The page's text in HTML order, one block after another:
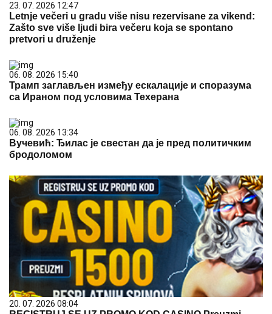
23. 07. 2026 12:47
Letnje večeri u gradu više nisu rezervisane za vikend:
Zašto sve više ljudi bira večeru koja se spontano
pretvori u druženje
06. 08. 2026 15:40
Трамп заглављен између ескалације и споразума
са Ираном под условима Техерана
06. 08. 2026 13:34
Вучевић: Ђилас је свестан да је пред политичким
бродоломом
20. 07. 2026 08:04